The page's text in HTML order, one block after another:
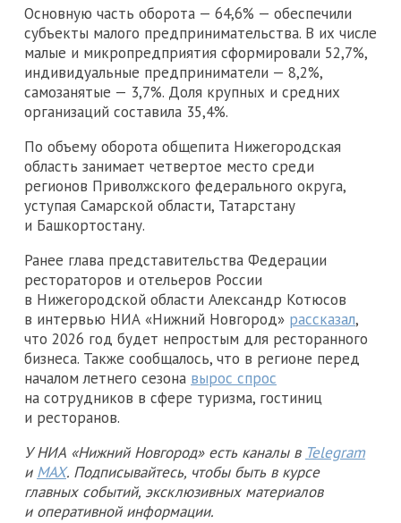
Основную часть оборота — 64,6% — обеспечили
субъекты малого предпринимательства. В их числе
малые и микропредприятия сформировали 52,7%,
индивидуальные предприниматели — 8,2%,
самозанятые — 3,7%. Доля крупных и средних
организаций составила 35,4%.
По объему оборота общепита Нижегородская
область занимает четвертое место среди
регионов Приволжского федерального округа,
уступая Самарской области, Татарстану
и Башкортостану.
Ранее глава представительства Федерации
рестораторов и отельеров России
в Нижегородской области Александр Котюсов
в интервью НИА «Нижний Новгород» рассказал,
что 2026 год будет непростым для ресторанного
бизнеса. Также сообщалось, что в регионе перед
началом летнего сезона вырос спрос
на сотрудников в сфере туризма, гостиниц
и ресторанов.
У НИА «Нижний Новгород» есть каналы в Telegram
и MAX. Подписывайтесь, чтобы быть в курсе
главных событий, эксклюзивных материалов
и оперативной информации.